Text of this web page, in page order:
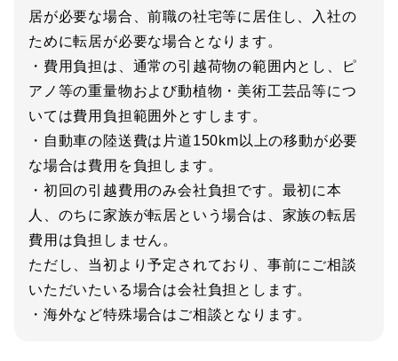
居が必要な場合、前職の社宅等に居住し、入社の
ために転居が必要な場合となります。
・費用負担は、通常の引越荷物の範囲内とし、ピ
アノ等の重量物および動植物・美術工芸品等につ
いては費用負担範囲外とすします。
・自動車の陸送費は片道150km以上の移動が必要
な場合は費用を負担します。
・初回の引越費用のみ会社負担です。最初に本
人、のちに家族が転居という場合は、家族の転居
費用は負担しません。
ただし、当初より予定されており、事前にご相談
いただいたいる場合は会社負担とします。
・海外など特殊場合はご相談となります。